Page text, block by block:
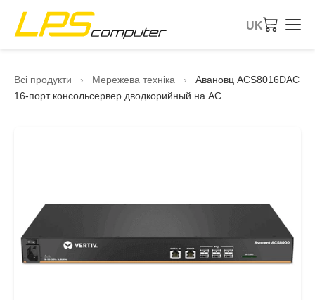
UK
eBay-магазин
Всі продукти › Мережева техніка ›
Авановц ACS8016DAC
16-порт консольсервер дводкорийный на AC.